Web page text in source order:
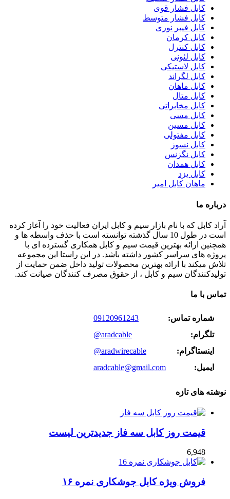
کابل فشار قوی
کابل فشار متوسط
کابل فیبر نوری
کابل کرمان
کابل کنترل
کابل لئونی
کابل لاستیکی
کابل لگراند
کابل ماهان
کابل متال
کابل مخابراتی
کابل مسی
کابل مسین
کابل مفتولی
کابل نسوز
کابل نگزنس
کابل همدان
کابل یزد
ماهان کابل امیر
درباره ما
آراد کابل که با نام بازار سیم و کابل ایران فعالیت خود را آغاز کرده
است در طول 10 سال گذشته توانسته است با حذف واسطه ها و
همچنین ارائه بهترین قیمت سیم و کابل همکاری گسترده ای با
پروژه های سراسر کشور داشته باشد. در این راستا این مجموعه
تلاش میکند با ارائه بهترین محصولات تولید داخل ضمن حمایت از
تولیدکنندگان سیم و کابل ، از حقوق مصرف کنندگان صیانت کند.
تماس با ما
شماره تماس:
09120961243
تلگرام:
@aradcable
اینستاگرام:
@aradwirecable
ایمیل:
aradcable@gmail.com
نوشته های تازه
قیمت روز کابل سه فاز جدیدترین لیست
6,948
فروش ویژه کابل جوشکاری نمره ۱۶